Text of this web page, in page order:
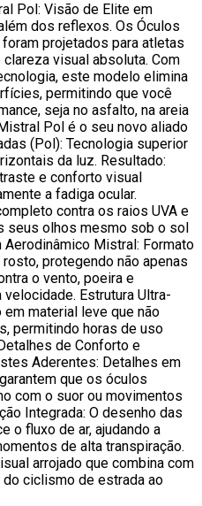
Pol: Visão de Elite em
dos reflexos. Os Óculos
projetados para atletas
visual absoluta. Com
este modelo elimina
permitindo que você
seja no asfalto, na areia
Pol é o seu novo aliado
(Pol): Tecnologia superior
da luz. Resultado:
e conforto visual
a fadiga ocular.
contra os raios UVA e
seus olhos mesmo sob o sol
Mistral: Formato
protegendo não apenas
o vento, poeira e
Estrutura Ultra-
material leve que não
permitindo horas de uso
de Conforto e
Aderentes: Detalhes em
que os óculos
com o suor ou movimentos
Integrada: O desenho das
o fluxo de ar, ajudando a
de alta transpiração.
arrojado que combina com
ciclismo de estrada ao